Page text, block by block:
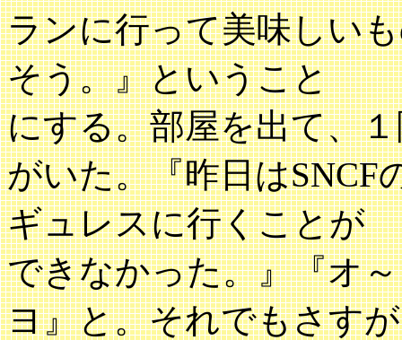
ランに行って美味しい
そう。』ということ
にする。部屋を出て、
がいた。『昨日はSNCF
ギュレスに行くことが
できなかった。』『オ
ヨ』と。それでもさす